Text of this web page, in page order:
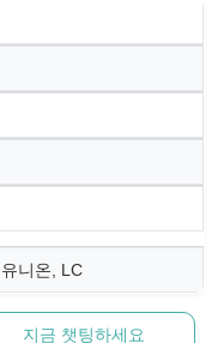
니온, LC
지금 챗팅하세요